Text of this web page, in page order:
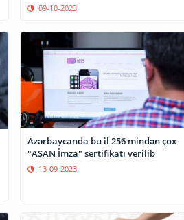
09-10-2023
Azərbaycanda bu il 256 mindən çox
"ASAN İmza" sertifikatı verilib
13-09-2023